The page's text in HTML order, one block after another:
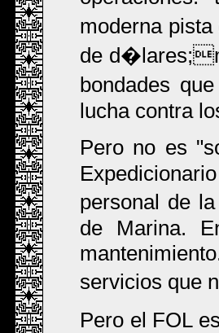
moderna
de
bondades
lucha contra
Pero no es
personal de
de Marina.
servicios que
Pero el FOL